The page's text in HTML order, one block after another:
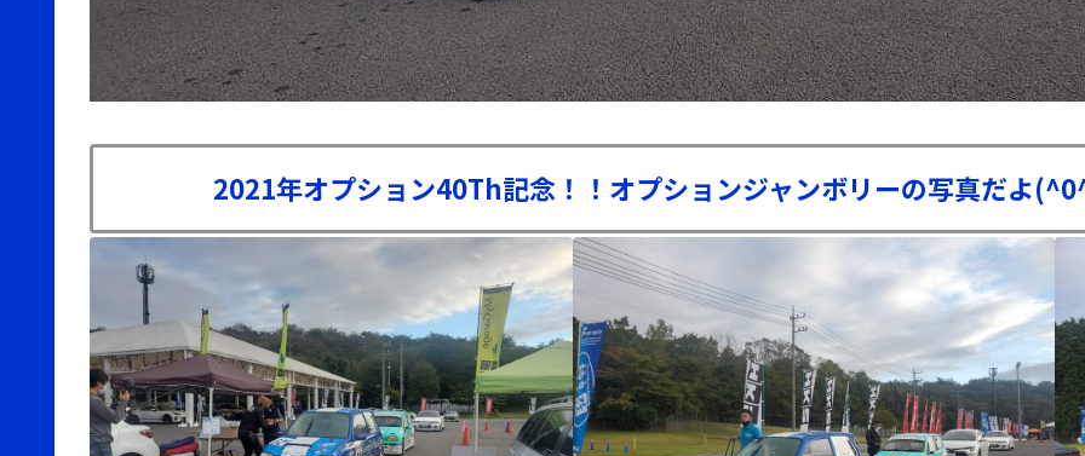
2021年オプション40Th記念！！オプションジャンボリーの写真だよ